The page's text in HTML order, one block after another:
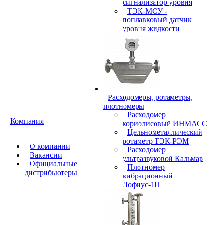
Компания
О компании
Вакансии
Официальные
дистрибьютеры
сигнализатор уровня
ТЭК-МСУ -
поплавковый датчик
уровня жидкости
Расходомеры, ротаметры,
плотномеры
Расходомер
кориолисовый ИНМАСС
Цельнометаллический
ротаметр ТЭК-РЭМ
Расходомер
ультразвуковой Кальмар
Плотномер
вибрационный
Лофиус-1П